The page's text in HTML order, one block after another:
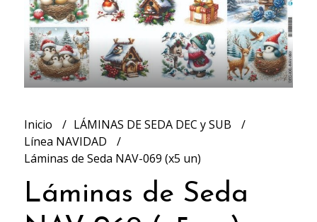
Inicio
LÁMINAS DE SEDA DEC y SUB
Línea NAVIDAD
Láminas de Seda NAV-069 (x5 un)
Láminas de Seda